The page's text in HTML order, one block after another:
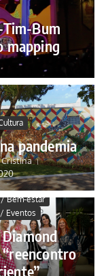
Tim-Bum
mapping
pandemia
Bem-estar
Eventos
“reencontro